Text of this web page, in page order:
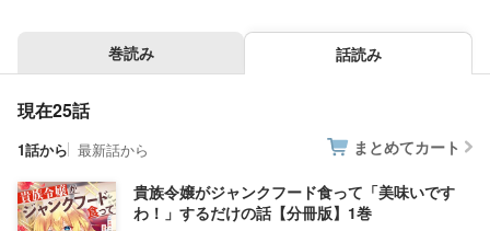
巻読み 話読み
現在25話
1話から 最新話から まとめてカート
貴族令嬢がジャンクフード食って「美味いです
わ！」するだけの話【分冊版】1巻